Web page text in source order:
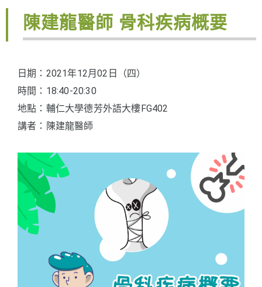
陳建龍醫師 骨科疾病概要
日期：2021年12月02日（四）
時間：18:40-20:30
地點：輔仁大學德芳外語大樓FG402
講者：陳建龍醫師